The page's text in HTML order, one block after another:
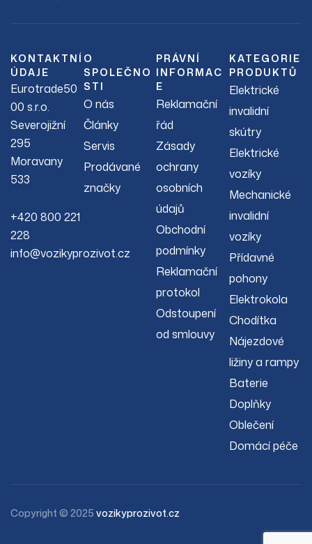
KONTAKTNÍ
ÚDAJE
Eurotrade50
00 s.r.o.
Severojižní
295
Moravany
533
+420 800 221
228
info@vozikyprozivot.cz
O
SPOLEČNO
STI
O nás
Články
Servis
Prodávané
značky
PRÁVNÍ
INFORMAC
E
Reklamační
řád
Zásady
ochrany
osobních
údajů
Obchodní
podmínky
Reklamační
protokol
Odstoupení
od smlouvy
KATEGORIE
PRODUKTŮ
Elektrické
invalidní
skútry
Elektrické
vozíky
Mechanické
invalidní
vozíky
Přídavné
pohony
Elektrokola
Chodítka
Nájezdové
ližiny a rampy
Baterie
Doplňky
Oblečení
Domácí péče
Copyright © 2025 vozikyprozivot.cz